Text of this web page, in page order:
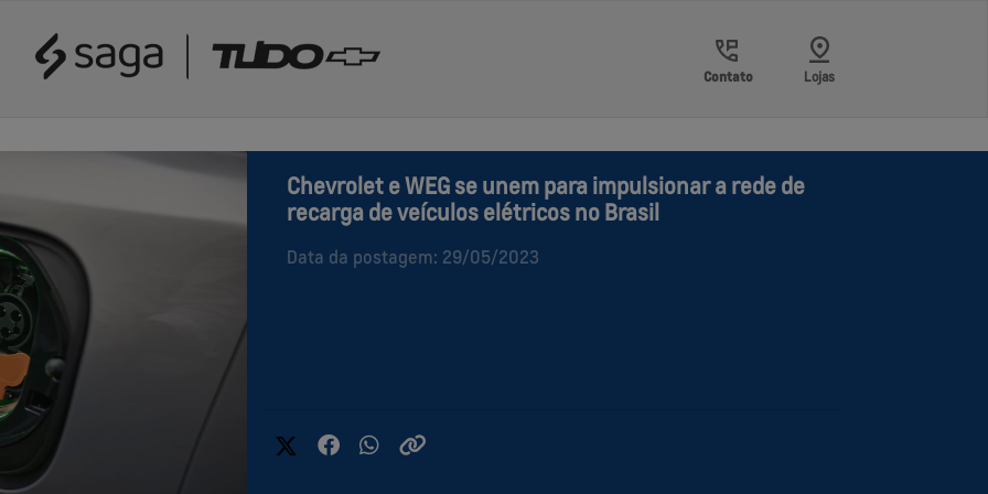
Contato Lojas
Chevrolet e WEG se unem para impulsionar a rede de
recarga de veículos elétricos no Brasil
Data da postagem: 29/05/2023